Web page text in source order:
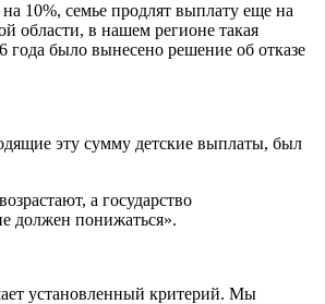
10%, семье продлят выплату еще на
области, в нашем регионе такая
года было вынесено решение об отказе
эту сумму детские выплаты, был
а государство
должен понижаться».
установленный критерий. Мы